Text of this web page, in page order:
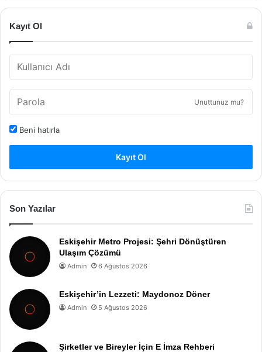
Kayıt Ol
Unuttunuz mu?
Beni hatırla
Kayıt Ol
Son Yazılar
Eskişehir Metro Projesi: Şehri Dönüştüren
Ulaşım Çözümü
Admin 6 Ağustos 2026
Eskişehir’in Lezzeti: Maydonoz Döner
Admin 5 Ağustos 2026
Şirketler ve Bireyler İçin E İmza Rehberi